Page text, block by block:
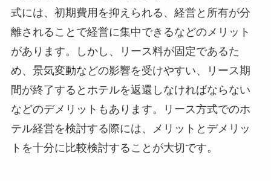
式には、初期費用を抑えられる、経営と所有が分
離されることで経営に集中できるなどのメリット
があります。しかし、
リース料が固定であるた
め、景気変動などの影響を受けやすい、リース期
間が終了するとホテルを返還しなければならない
などのデメリットもあります。リース方式でのホ
テル経営を検討する際には、メリットとデメリッ
トを十分に比較検討することが大切です。